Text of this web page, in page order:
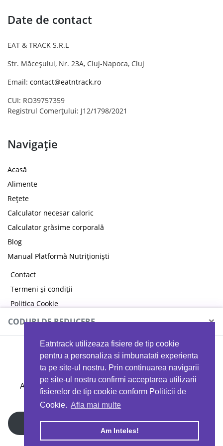
Eatntrack utilizeaza fisiere de tip cookie
pentru a personaliza si imbunatati experienta
ta pe site-ul nostru. Prin continuarea navigarii
pe site-ul nostru confirmi acceptarea utilizarii
fisierelor de tip cookie conform Politicii de
Cookie. Afla mai multe
Am Inteles!
Date de contact
EAT & TRACK S.R.L
Str. Măceșului, Nr. 23A, Cluj-Napoca, Cluj
Email: contact@eatntrack.ro
CUI: RO39757359
Registrul Comerțului: J12/1798/2021
Navigație
Acasă
Alimente
Rețete
Calculator necesar caloric
Calculator grăsime corporală
Blog
Manual Platformă Nutriționiști
Contact
Termeni și condiții
Politica Cookie
Politica de confidențialitate
Copyright © 2026 EAT & TRACK S.R.L
CODURI DE REDUCERE ×
MYPROTEIN
Ai 40%reducere la orice comandă folosind codul
EATTRACK
Profită acum